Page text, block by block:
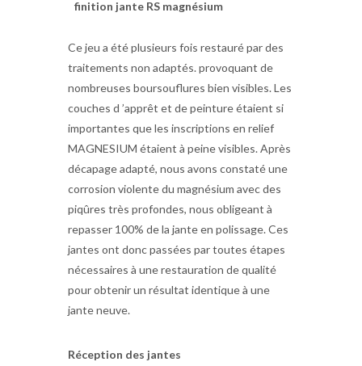
finition jante RS magnésium
Ce jeu a été plusieurs fois restauré par des
traitements non adaptés. provoquant de
nombreuses boursouflures bien visibles. Les
couches d ’apprêt et de peinture étaient si
importantes que les inscriptions en relief
MAGNESIUM étaient à peine visibles. Après
décapage adapté, nous avons constaté une
corrosion violente du magnésium avec des
piqûres très profondes, nous obligeant à
repasser 100% de la jante en polissage. Ces
jantes ont donc passées par toutes étapes
nécessaires à une restauration de qualité
pour obtenir un résultat identique à une
jante neuve.
Réception des jantes